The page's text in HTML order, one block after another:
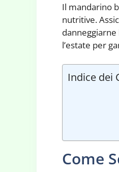
Il mandarino
nutritive.
l’estate per
Indice dei
Come